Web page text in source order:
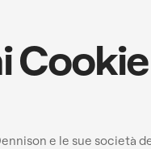
Cookie
e le sue società